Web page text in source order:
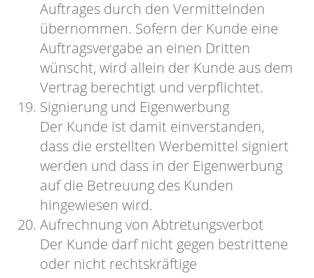
Auftrages durch den Vermittelnden
übernommen. Sofern der Kunde eine
Auftragsvergabe an einen Dritten
wünscht, wird allein der Kunde aus dem
Vertrag berechtigt und verpflichtet.
Signierung und Eigenwerbung
Der Kunde ist damit einverstanden,
dass die erstellten Werbemittel signiert
werden und dass in der Eigenwerbung
auf die Betreuung des Kunden
hingewiesen wird.
Aufrechnung von Abtretungsverbot
Der Kunde darf nicht gegen bestrittene
oder nicht rechtskräftige